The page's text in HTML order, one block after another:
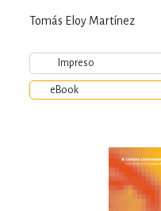
Tomás Eloy Martínez
Impreso
eBook